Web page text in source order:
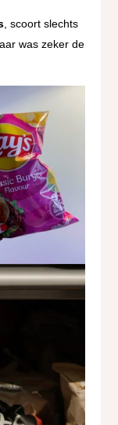
, scoort slechts
was zeker de